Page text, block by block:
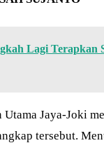
Lagi Terapkan
Jaya-Joki
tersebut.